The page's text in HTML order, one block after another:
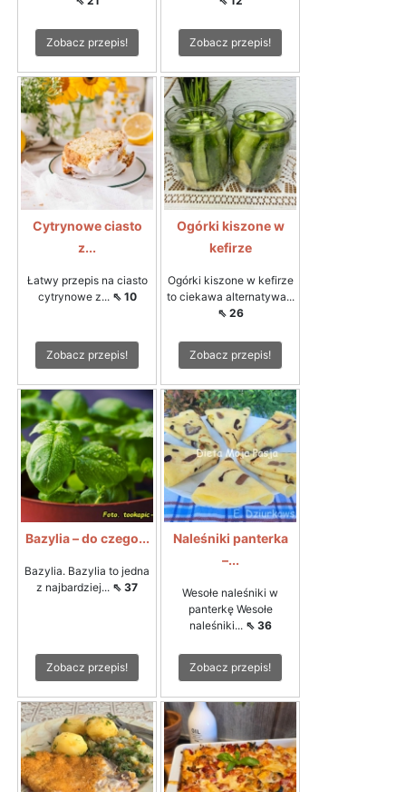
Zobacz przepis! Zobacz przepis!
Cytrynowe ciasto
z...
Łatwy przepis na ciasto
cytrynowe z... ⇖ 10
Zobacz przepis!
Ogórki kiszone w
kefirze
Ogórki kiszone w kefirze
to ciekawa alternatywa...
⇖ 26
Zobacz przepis!
Bazylia – do czego...
Bazylia. Bazylia to jedna
z najbardziej... ⇖ 37
Zobacz przepis!
Naleśniki panterka
–...
Wesołe naleśniki w
panterkę Wesołe
naleśniki... ⇖ 36
Zobacz przepis!